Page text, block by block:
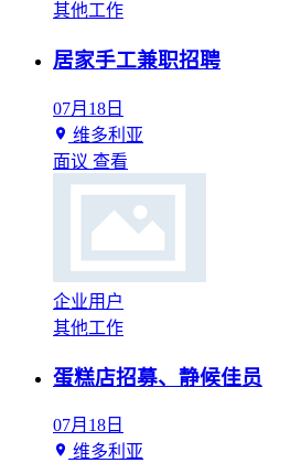
其他工作
居家手工兼职招聘
07月18日
维多利亚
面议 查看
企业用户
其他工作
蛋糕店招募、静候佳员
07月18日
维多利亚